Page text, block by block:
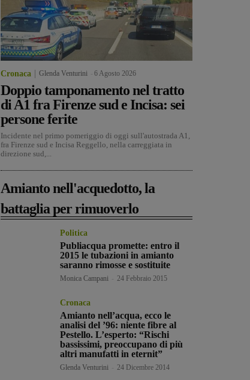
Cronaca Glenda Venturini 6 Agosto 2026
Doppio tamponamento nel tratto
di A1 fra Firenze sud e Incisa: sei
persone ferite
Incidente nel primo pomeriggio di oggi sull'autostrada A1,
fra Firenze sud e Incisa Reggello, nella carreggiata in
direzione sud,...
Amianto nell'acquedotto, la
battaglia per rimuoverlo
Politica
Publiacqua promette: entro il
2015 le tubazioni in amianto
saranno rimosse e sostituite
Monica Campani 24 Febbraio 2015
Cronaca
Amianto nell’acqua, ecco le
analisi del ’96: niente fibre al
Pestello. L’esperto: “Rischi
bassissimi, preoccupano di più
altri manufatti in eternit”
Glenda Venturini 24 Dicembre 2014